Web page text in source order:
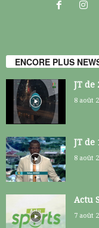
ENCORE PLUS
JT de
8 août
JT de
8 août
Actu
7 août